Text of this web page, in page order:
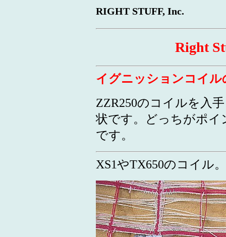
RIGHT STUFF, Inc.
Right
イグニッションコイル
ZZR250のコイルを入
状です。どっちがポイ
です。
XS1やTX650のコイル